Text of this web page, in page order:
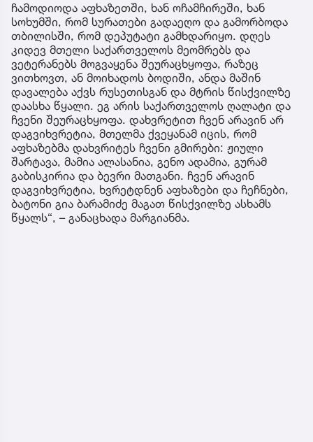
ჩამოდიოდა აფხაზეთში, ხან ოჩამჩირეში, ხან
სოხუმში, რომ სურათები გადაეღო და გამორბოდა
თბილისში, რომ დეპუტატი გამხდარიყო. დღეს
კიდევ მთელი საქართველოს მეომრებს და
ვეტერანებს მოგვაყენა შეურაცხყოფა, რაზეც
ვითხოვთ, ან მოიხადოს ბოდიში, ანდა მაშინ
დავალება აქვს რუსეთისგან და მტრის წისქვილზე
დაასხა წყალი. ეგ არის საქართველოს ღალატი და
ჩვენი შეურაცხყოფა. დახვრეტით ჩვენ არავინ არ
დაგვიხვრეტია, მთელმა ქვეყანამ იცის, რომ
აფხაზებმა დახვრიტეს ჩვენი გმირები: ჟიული
შარტავა, მამია ალასანია, გენო ადამია, გურამ
გაბისკირია და ბევრი მათგანი. ჩვენ არავინ
დაგვიხვრეტია, ხვრეტდნენ აფხაზები და ჩეჩნები,
ბატონი გია ბარამიძე მაგათ წისქვილზე ასხამს
წყალს“, – განაცხადა მარგიანმა.